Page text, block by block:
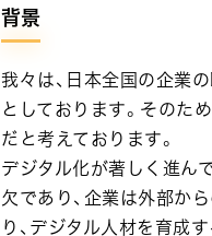
背景
我々は、日本全国の企業
としております。そのた
だと考えております。
デジタル化が著しく進ん
欠であり、企業は外部か
り、デジタル人材を育成